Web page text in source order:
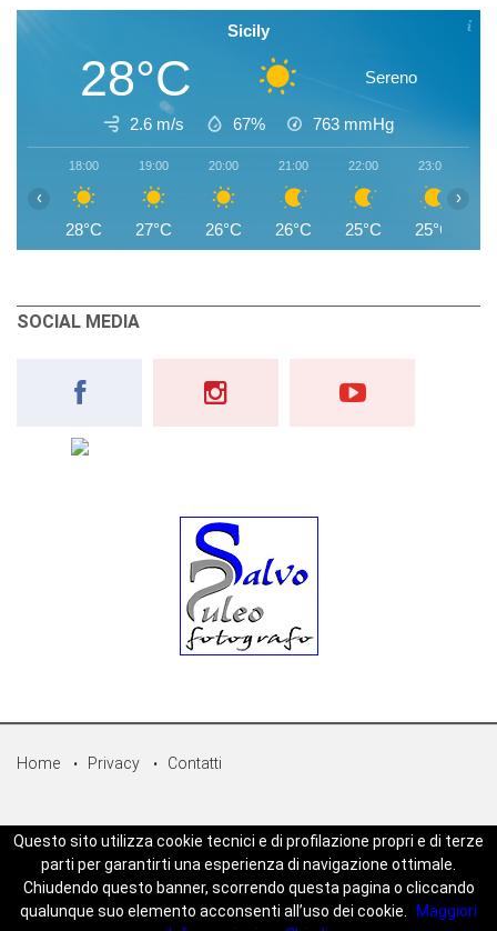
Sicily
28°C Sereno
2.6 m/s 67% 763 mmHg
18:00
28°C
19:00
27°C
20:00
26°C
21:00
26°C
22:00
25°C
23:00
25°C
‹ ›
SOCIAL MEDIA
Home Privacy Contatti
© Copyright 2026 - Sicilpress Publisher soc.coop - P.Iva:
07050860829 - WEBSICILIANEWS è una testata registrata - Aut. del
tribunale di Palermo n.5 del 18/05/2023 - Direttore Responsabile
Joseph Zambito - Powered by
Mt-Web Agency
Questo sito utilizza cookie tecnici e di profilazione propri e di terze
parti per garantirti una esperienza di navigazione ottimale.
Chiudendo questo banner, scorrendo questa pagina o cliccando
qualunque suo elemento acconsenti all’uso dei cookie.
Maggiori